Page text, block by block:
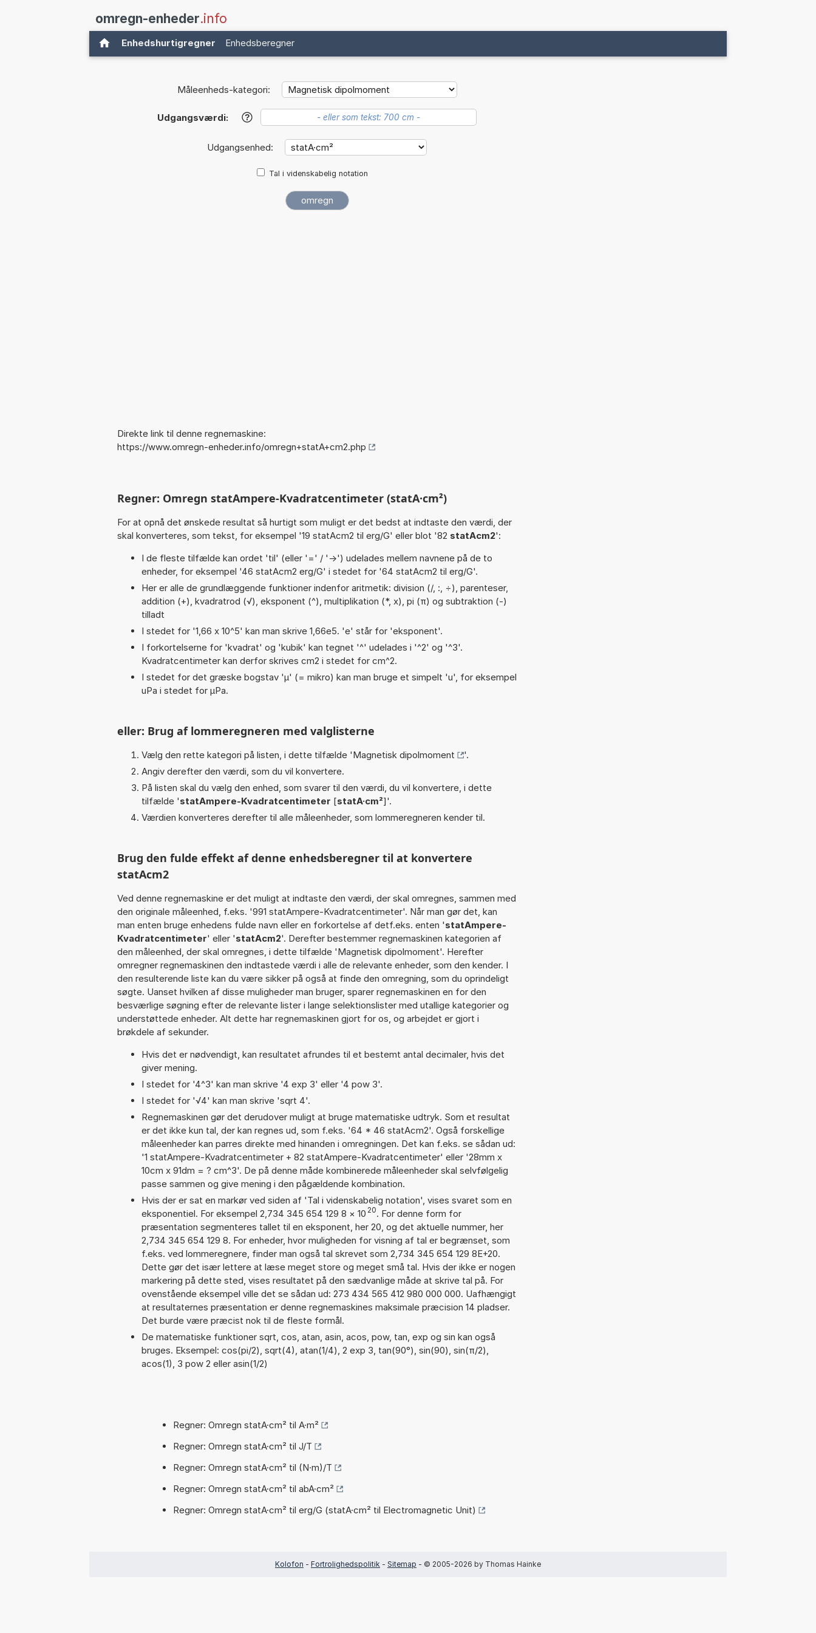
omregn-enheder.info
Enhedshurtigregner Enhedsberegner
Måleenheds-kategori:
Udgangsværdi: ?
Udgangsenhed:
Tal i videnskabelig notation
Direkte link til denne regnemaskine:
https://www.omregn-enheder.info/omregn+statA+cm2.php
Regner: Omregn statAmpere-Kvadratcentimeter (statA·cm²)
For at opnå det ønskede resultat så hurtigt som muligt er det bedst at indtaste den værdi, der
skal konverteres, som tekst, for eksempel '19 statAcm2 til erg/G' eller blot '82 statAcm2':
I de fleste tilfælde kan ordet 'til' (eller '=' / '->') udelades mellem navnene på de to
enheder, for eksempel '46 statAcm2 erg/G' i stedet for '64 statAcm2 til erg/G'.
Her er alle de grundlæggende funktioner indenfor aritmetik: division (/, :, ÷), parenteser,
addition (+), kvadratrod (√), eksponent (^), multiplikation (*, x), pi (π) og subtraktion (-)
tilladt
I stedet for '1,66 x 10^5' kan man skrive 1,66e5. 'e' står for 'eksponent'.
I forkortelserne for 'kvadrat' og 'kubik' kan tegnet '^' udelades i '^2' og '^3'.
Kvadratcentimeter kan derfor skrives cm2 i stedet for cm^2.
I stedet for det græske bogstav 'µ' (= mikro) kan man bruge et simpelt 'u', for eksempel
uPa i stedet for µPa.
eller: Brug af lommeregneren med valglisterne
Vælg den rette kategori på listen, i dette tilfælde 'Magnetisk dipolmoment
'.
Angiv derefter den værdi, som du vil konvertere.
På listen skal du vælg den enhed, som svarer til den værdi, du vil konvertere, i dette
tilfælde 'statAmpere-Kvadratcentimeter [statA·cm²]'.
Værdien konverteres derefter til alle måleenheder, som lommeregneren kender til.
Brug den fulde effekt af denne enhedsberegner til at konvertere
statAcm2
Ved denne regnemaskine er det muligt at indtaste den værdi, der skal omregnes, sammen med
den originale måleenhed, f.eks. '991 statAmpere-Kvadratcentimeter'. Når man gør det, kan
man enten bruge enhedens fulde navn eller en forkortelse af detf.eks. enten 'statAmpere-
Kvadratcentimeter' eller 'statAcm2'. Derefter bestemmer regnemaskinen kategorien af
den måleenhed, der skal omregnes, i dette tilfælde 'Magnetisk dipolmoment'. Herefter
omregner regnemaskinen den indtastede værdi i alle de relevante enheder, som den kender. I
den resulterende liste kan du være sikker på også at finde den omregning, som du oprindeligt
søgte. Uanset hvilken af disse muligheder man bruger, sparer regnemaskinen en for den
besværlige søgning efter de relevante lister i lange selektionslister med utallige kategorier og
understøttede enheder. Alt dette har regnemaskinen gjort for os, og arbejdet er gjort i
brøkdele af sekunder.
Hvis det er nødvendigt, kan resultatet afrundes til et bestemt antal decimaler, hvis det
giver mening.
I stedet for '4^3' kan man skrive '4 exp 3' eller '4 pow 3'.
I stedet for '√4' kan man skrive 'sqrt 4'.
Regnemaskinen gør det derudover muligt at bruge matematiske udtryk. Som et resultat
er det ikke kun tal, der kan regnes ud, som f.eks. '64 * 46 statAcm2'. Også forskellige
måleenheder kan parres direkte med hinanden i omregningen. Det kan f.eks. se sådan ud:
'1 statAmpere-Kvadratcentimeter + 82 statAmpere-Kvadratcentimeter' eller '28mm x
10cm x 91dm = ? cm^3'. De på denne måde kombinerede måleenheder skal selvfølgelig
passe sammen og give mening i den pågældende kombination.
Hvis der er sat en markør ved siden af 'Tal i videnskabelig notation', vises svaret som en
eksponentiel. For eksempel 2,734 345 654 129 8 × 10 20. For denne form for
præsentation segmenteres tallet til en eksponent, her 20, og det aktuelle nummer, her
2,734 345 654 129 8. For enheder, hvor muligheden for visning af tal er begrænset, som
f.eks. ved lommeregnere, finder man også tal skrevet som 2,734 345 654 129 8E+20.
Dette gør det især lettere at læse meget store og meget små tal. Hvis der ikke er nogen
markering på dette sted, vises resultatet på den sædvanlige måde at skrive tal på. For
ovenstående eksempel ville det se sådan ud: 273 434 565 412 980 000 000. Uafhængigt
at resultaternes præsentation er denne regnemaskines maksimale præcision 14 pladser.
Det burde være præcist nok til de fleste formål.
De matematiske funktioner sqrt, cos, atan, asin, acos, pow, tan, exp og sin kan også
bruges. Eksempel: cos(pi/2), sqrt(4), atan(1/4), 2 exp 3, tan(90°), sin(90), sin(π/2),
acos(1), 3 pow 2 eller asin(1/2)
Regner: Omregn statA·cm² til A·m²
Regner: Omregn statA·cm² til J/T
Regner: Omregn statA·cm² til (N·m)/T
Regner: Omregn statA·cm² til abA·cm²
Regner: Omregn statA·cm² til erg/G (statA·cm² til Electromagnetic Unit)
Kolofon - Fortrolighedspolitik - Sitemap - © 2005-2026 by Thomas Hainke